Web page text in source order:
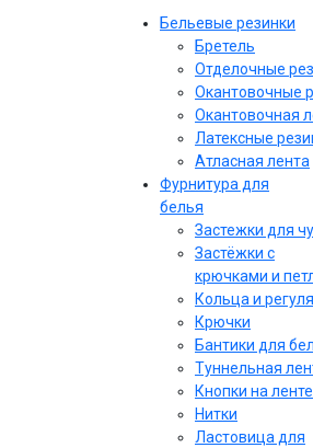
Бельевые резинки
Бретель
Отделочные
Окантовочные
Окантовочная
Латексные
Атласная лента
Фурнитура для
белья
Застежки для
Застёжки с
крючками и
Кольца и
Крючки
Бантики для
Туннельная
Кнопки на ленте
Нитки
Ластовица для